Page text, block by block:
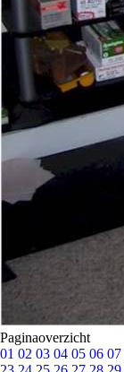
Paginaoverzicht
01 02 03 04 05 06 07